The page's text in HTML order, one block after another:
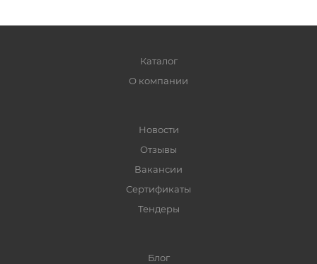
Каталог
О компании
Новости
Отзывы
Вакансии
Сертификаты
Тендеры
Блог